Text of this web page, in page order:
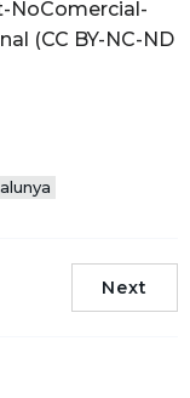
NoComercial-
(CC BY-NC-ND
Next